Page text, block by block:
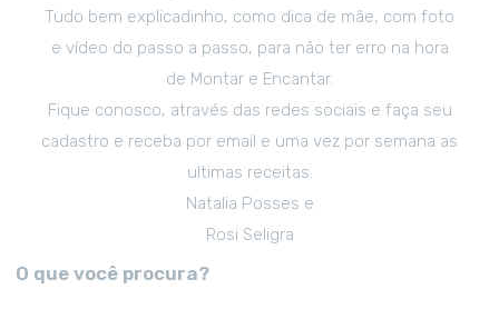
Tudo bem explicadinho, como dica de mãe, com foto
e vídeo do passo a passo, para não ter erro na hora
de Montar e Encantar.
Fique conosco, através das redes sociais e faça seu
cadastro e receba por email e uma vez por semana as
ultimas receitas.
Natalia Posses e
Rosi Seligra
O que você procura?